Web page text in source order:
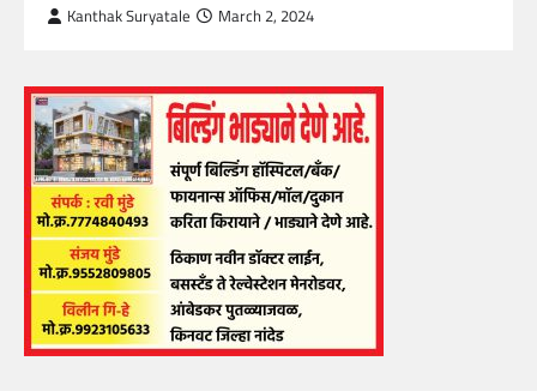
Kanthak Suryatale March 2, 2024